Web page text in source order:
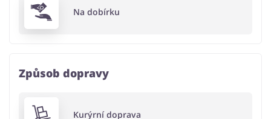
Na dobírku
Způsob dopravy
Kurýrní doprava